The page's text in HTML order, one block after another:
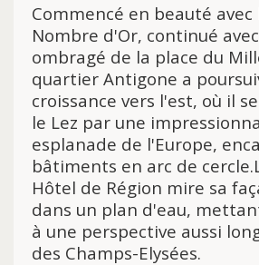
Commencé en beauté avec
Nombre d'Or, continué
ombragé de la place du
quartier Antigone a
croissance vers l'est, où il
le Lez par une
esplanade de l'Europe,
bâtiments en arc de
Hôtel de Région mire sa
dans un plan d'eau,
à une perspective aussi
des Champs-Elysées.